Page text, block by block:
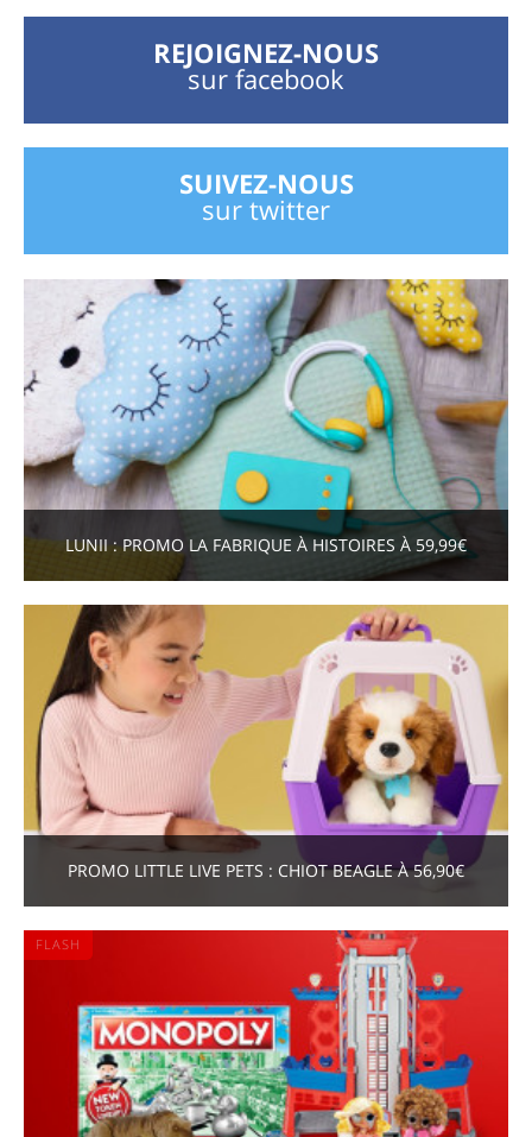
REJOIGNEZ-NOUS
sur facebook
SUIVEZ-NOUS
sur twitter
LUNII : PROMO LA FABRIQUE À HISTOIRES À 59,99€
PROMO LITTLE LIVE PETS : CHIOT BEAGLE À 56,90€
FLASH